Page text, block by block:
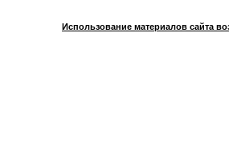
Использование материалов сайта